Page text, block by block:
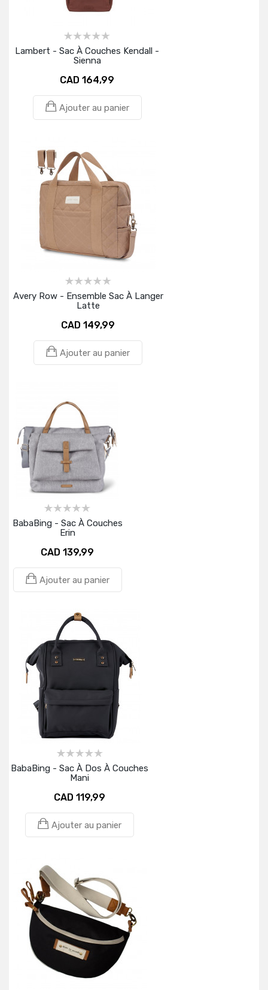
Lambert - Sac À Couches Kendall -
Sienna
CAD 164,99
Ajouter au panier
Avery Row - Ensemble Sac À Langer
Latte
CAD 149,99
Ajouter au panier
BabaBing - Sac À Couches
Erin
CAD 139,99
Ajouter au panier
BabaBing - Sac À Dos À Couches
Mani
CAD 119,99
Ajouter au panier